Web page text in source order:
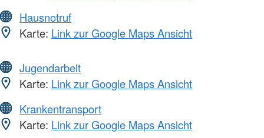
Hausnotruf
Karte: Link zur Google Maps Ansicht
Jugendarbeit
Karte: Link zur Google Maps Ansicht
Krankentransport
Karte: Link zur Google Maps Ansicht